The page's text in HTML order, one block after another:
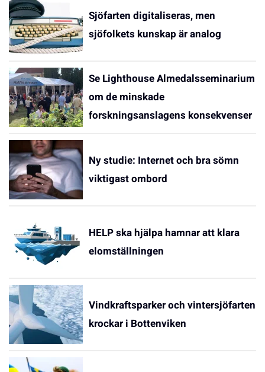
Sjöfarten digitaliseras, men
sjöfolkets kunskap är analog
Se Lighthouse Almedalsseminarium
om de minskade
forskningsanslagens konsekvenser
Ny studie: Internet och bra sömn
viktigast ombord
HELP ska hjälpa hamnar att klara
elomställningen
Vindkraftsparker och vintersjöfarten
krockar i Bottenviken